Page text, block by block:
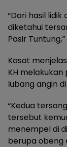
“Dari hasil
diketahui
Pasir
Kasat
KH
lubang angin
“Kedua
tersebut
menempel di
berupa obeng